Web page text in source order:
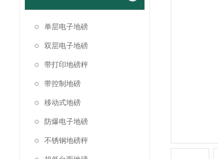
单层电子地磅
双层电子地磅
带打印地磅秤
带控制地磅
移动式地磅
防爆电子地磅
不锈钢地磅秤